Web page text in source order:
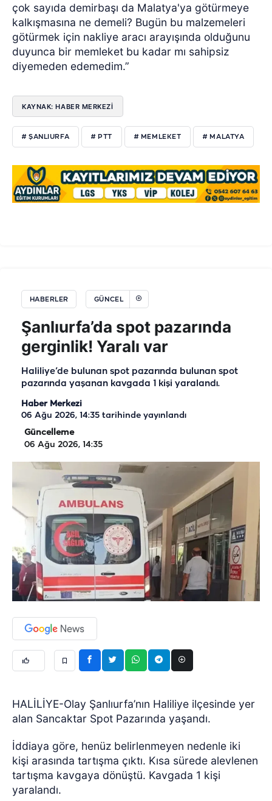
çok sayıda demirbaşı da Malatya'ya götürmeye
kalkışmasına ne demeli? Bugün bu malzemeleri
götürmek için nakliye aracı arayışında olduğunu
duyunca bir memleket bu kadar mı sahipsiz
diyemeden edemedim.”
KAYNAK: HABER MERKEZİ
# ŞANLIURFA # PTT # MEMLEKET # MALATYA
HABERLER GÜNCEL
Şanlıurfa’da spot pazarında
gerginlik! Yaralı var
Haliliye’de bulunan spot pazarında bulunan spot
pazarında yaşanan kavgada 1 kişi yaralandı.
Haber Merkezi
06 Ağu 2026, 14:35 tarihinde yayınlandı
Güncelleme
06 Ağu 2026, 14:35
HALİLİYE-Olay Şanlıurfa’nın Haliliye ilçesinde yer
alan Sancaktar Spot Pazarında yaşandı.
İddiaya göre, henüz belirlenmeyen nedenle iki
kişi arasında tartışma çıktı. Kısa sürede alevlenen
tartışma kavgaya dönüştü. Kavgada 1 kişi
yaralandı.